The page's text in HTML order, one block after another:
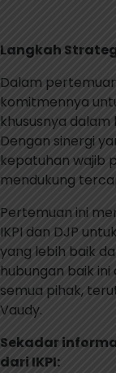
Langkah
Dalam
komitmennya
khususnya dalam
Dengan sinergi
kepatuhan wajib
mendukung
Pertemuan ini
IKPI dan DJP
yang lebih baik
hubungan baik
semua pihak,
Vaudy.
Sekadar
dari IKPI: